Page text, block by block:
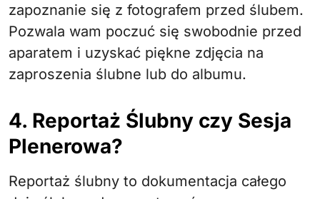
zapoznanie się z fotografem przed ślubem.
Pozwala wam poczuć się swobodnie przed
aparatem i uzyskać piękne zdjęcia na
zaproszenia ślubne lub do albumu.
4. Reportaż Ślubny czy Sesja
Plenerowa?
Reportaż ślubny to dokumentacja całego